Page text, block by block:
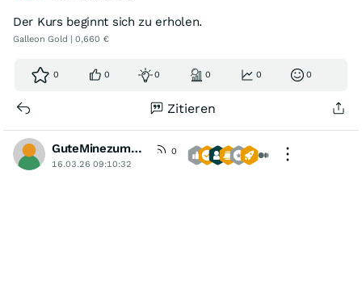
Der Kurs beginnt sich zu erholen.
Galleon Gold | 0,660 €
0 0 0 0 0 0
Zitieren
GuteMinezumBoersenspiel
0
16.03.26 09:10:32